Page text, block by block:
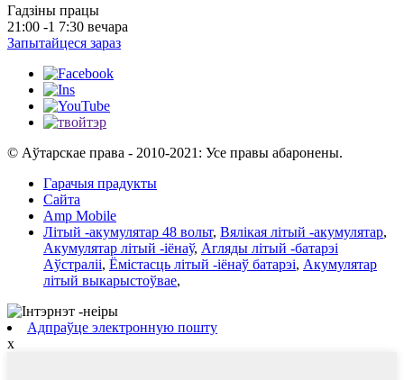
Гадзіны працы
21:00 -1 7:30 вечара
Запытайцеся зараз
© Аўтарскае права - 2010-2021: Усе правы абаронены.
Гарачыя прадукты
Сайта
Amp Mobile
Літый -акумулятар 48 вольт, Вялікая літый -акумулятар,
Акумулятар літый -іёнаў, Агляды літый -батарэі
Аўстраліі, Ёмістасць літый -іёнаў батарэі, Акумулятар
літый выкарыстоўвае,
Адпраўце электронную пошту
x